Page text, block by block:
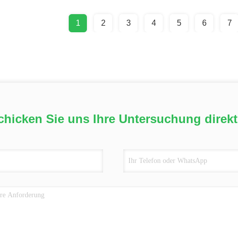
1 2 3 4 5 6 7
Sie uns Ihre Untersuchung direkt